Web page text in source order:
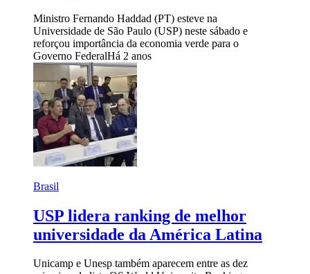
Ministro Fernando Haddad (PT) esteve na
Universidade de São Paulo (USP) neste sábado e
reforçou importância da economia verde para o
Governo FederalHá 2 anos
Brasil
USP lidera ranking de melhor
universidade da América Latina
Unicamp e Unesp também aparecem entre as dez